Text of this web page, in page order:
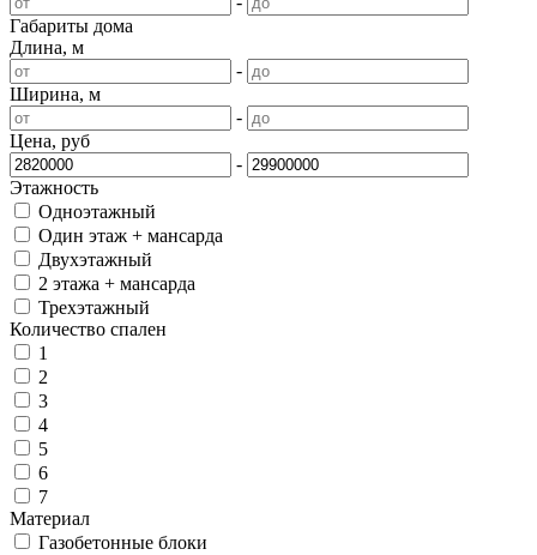
Габариты дома
Длина, м
-
Ширина, м
-
Цена, руб
-
Этажность
Одноэтажный
Один этаж + мансарда
Двухэтажный
2 этажа + мансарда
Трехэтажный
Количество спален
1
2
3
4
5
6
7
Материал
Газобетонные блоки